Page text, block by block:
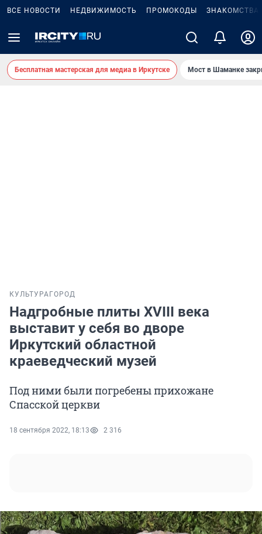
ВСЕ НОВОСТИ НЕДВИЖИМОСТЬ ПРОМОКОДЫ ЗНАКОМСТВА
Бесплатная мастерская для медиа в Иркутске Мост в Шаманке
КУЛЬТУРА ГОРОД
Надгробные плиты XVIII века
выставит у себя во дворе
Иркутский областной
краеведческий музей
Под ними были погребены прихожане
Спасской церкви
18 сентября 2022, 18:13 2 316